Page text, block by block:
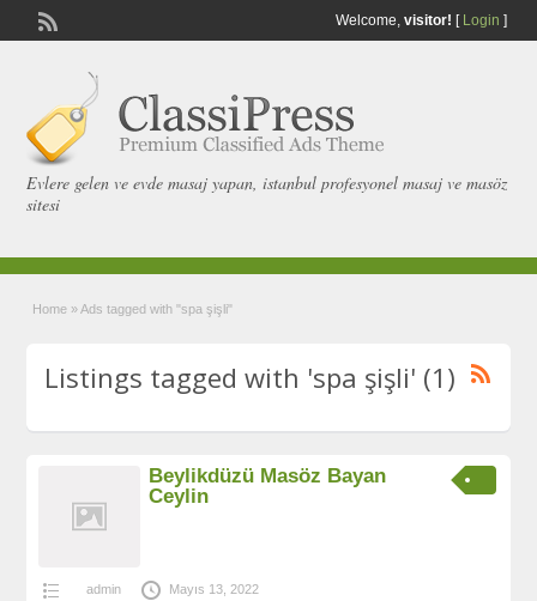
Welcome, visitor! [ Login ]
Evlere gelen ve evde masaj yapan, istanbul profesyonel masaj ve masöz
sitesi
Home » Ads tagged with "spa şişli"
Listings tagged with 'spa şişli' (1)
Beylikdüzü Masöz Bayan
Ceylin
admin Mayıs 13, 2022